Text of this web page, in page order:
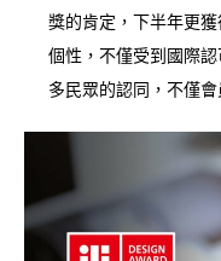
獎的肯定，下半年更
個性，不僅受到國際
多民眾的認同，不僅